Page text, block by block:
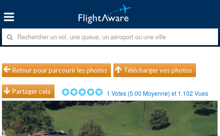
Retour pour parcourir les photos Télécharger vos photos
Partager cela 1 Votes (5.00 Moyenne) et 1.102 Vues